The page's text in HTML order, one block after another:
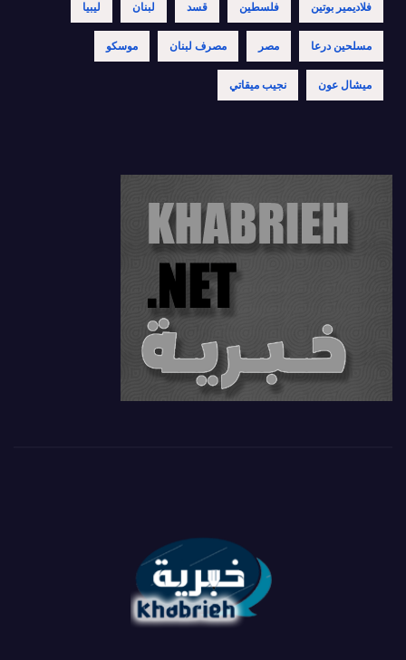
فلاديمير بوتين فلسطين قسد لبنان ليبيا
مسلحين درعا مصر مصرف لبنان موسكو
ميشال عون نجيب ميقاتي